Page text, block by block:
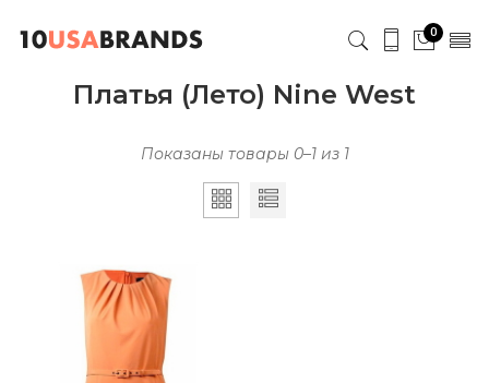
0
Платья (Лето) Nine West
Показаны товары 0–1 из 1